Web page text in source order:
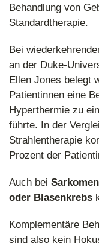
Behandlung von
Standardtherapie.
Bei
an der Duke-
Ellen Jones belegt
Patientinnen eine
Hyperthermie zu
führte. In der
Strahlentherapie
Prozent der
Auch bei
oder Blasenkrebs
Komplementäre
sind also kein